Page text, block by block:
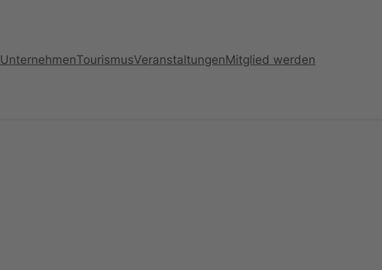
UnternehmenTourismusVeranstaltungenMitglied werden